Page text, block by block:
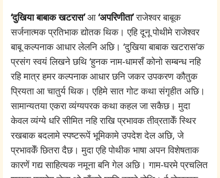
‘दुखिया बाबाक खटरास’आ‘अपरिणीता’राजेश्वर बाबूक
सर्जनात्मक प्रतिभाक द्योतक थिक। एहि दूनू पोथीमे राजेश्वर
बाबू कल्पनाक आधार लेलनि अछि। ‘दुखिया बाबाक खटरास’क
प्रसंग स्वयं लिखने छथि ‘हुनक नाम-धामसँ कोनो सम्बन्ध नहि
रहि मात्र हमर कल्पनाक आधार छनि जकर उपकरण कौतुक
प्रियता आ चातुर्य थिक। एहिमे सात गोट कथा संगृहीत अछि।
सामान्यतया एकरा व्यंग्यपरक कथा कहल जा सकैछ। मुदा
केवल व्यंग्ये धरि सीमित नहि राखि प्रभावक तीव्रताकेँ स्थिर
रखबाक बदलामे स्पष्टरूपें भूमिकामे उपदेश देल अछि, जे
प्रभावकेँ छितरा दैछ। मुदा एहि पोथीक भाषा अपन विशेषताक
कारणें गद्य साहित्यक नमूना बनि गेल अछि। गाम-घरमे प्रचलित